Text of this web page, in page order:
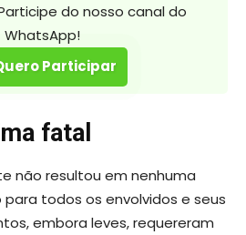
do nosso canal do
WhatsApp!
Participar
fatal
não resultou em nenhuma
todos os envolvidos e seus
embora leves, requereram